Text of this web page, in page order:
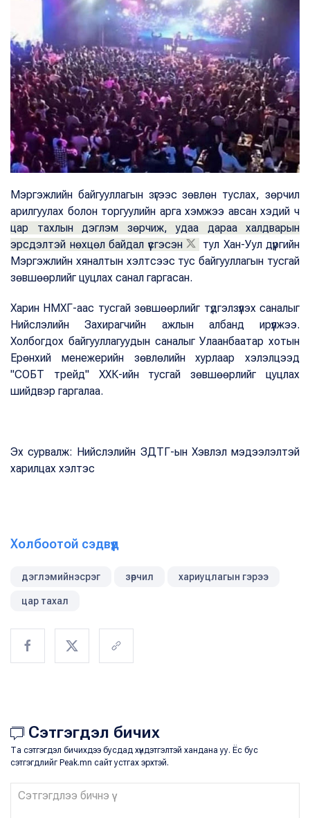
Мэргэжлийн байгууллагын зүгээс зөвлөн туслах, зөрчил
арилгуулах болон торгуулийн арга хэмжээ авсан хэдий ч
цар тахлын дэглэм зөрчиж, удаа дараа халдварын
эрсдэлтэй нөхцөл байдал үүсгэсэн
тул Хан-Уул дүүргийн
Мэргэжлийн хяналтын хэлтсээс тус байгууллагын тусгай
зөвшөөрлийг цуцлах санал гаргасан.
Харин НМХГ-аас тусгай зөвшөөрлийг түдгэлзүүлэх саналыг
Нийслэлийн Захирагчийн ажлын албанд ирүүлжээ.
Холбогдох байгууллагуудын саналыг Улаанбаатар хотын
Ерөнхий менежерийн зөвлөлийн хурлаар хэлэлцээд
"СОБТ трейд" ХХК-ийн тусгай зөвшөөрлийг цуцлах
шийдвэр гаргалаа.
Эх сурвалж: Нийслэлийн ЗДТГ-ын Хэвлэл мэдээлэлтэй
харилцах хэлтэс
Холбоотой сэдвүүд
дэглэмийнэсрэг зөрчил хариуцлагын гэрээ
цар тахал
Сэтгэгдэл бичих
Та сэтгэгдэл бичихдээ бусдад хүндэтгэлтэй хандана уу. Ёс бус
сэтгэгдлийг Peak.mn сайт устгах эрхтэй.